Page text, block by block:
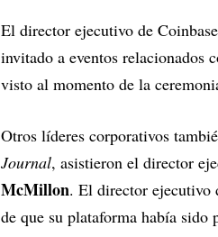
El director ejecutivo de
invitado a eventos relacionados
visto al momento de la
Otros líderes corporativos
Journal, asistieron el director
McMillon. El director ejecutivo
de que su plataforma había